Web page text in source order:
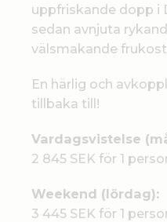
uppfriskande dopp i
sedan avnjuta
välsmakande
En härlig och
tillbaka till!
Vardagsvistelse
2 845 SEK​ för 1
Weekend (lördag):
3 445 SEK för 1